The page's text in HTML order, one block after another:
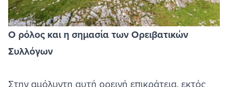
Ο ρόλος και η σημασία των Ορειβατικών
Συλλόγων
Στην αμόλυντη αυτή ορεινή επικράτεια, εκτός